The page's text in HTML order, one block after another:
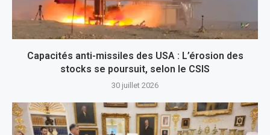
Capacités anti-missiles des USA : L’érosion des
stocks se poursuit, selon le CSIS
30 juillet 2026